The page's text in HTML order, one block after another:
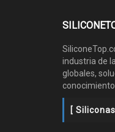
industria de
globales,
conocimiento
[